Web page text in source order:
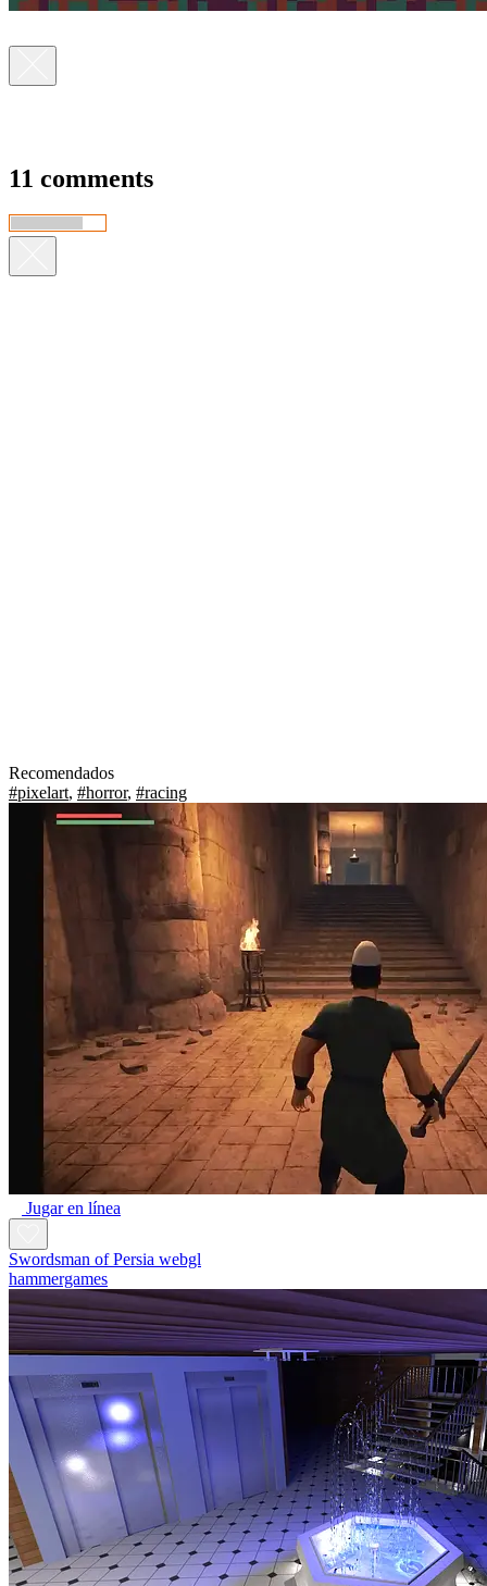
11 comments
Recomendados
#pixelart, #horror, #racing
Jugar en línea
Swordsman of Persia webgl
hammergames